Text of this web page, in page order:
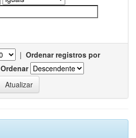
| Ordenar registros por
Ordenar